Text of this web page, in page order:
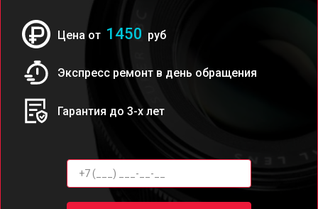
Цена от 1450 руб
Экспресс ремонт в день обращения
Гарантия до 3-х лет